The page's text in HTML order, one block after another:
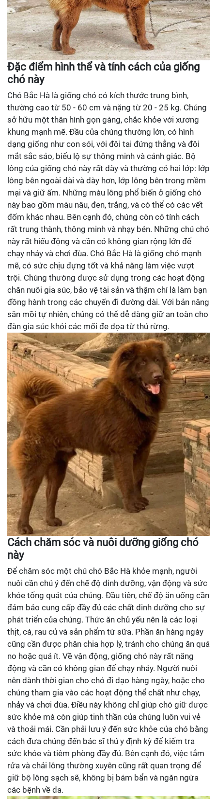
Đặc điểm hình thể và tính cách của giống
chó này
Chó Bắc Hà là giống chó có kích thước trung bình,
thường cao từ 50 - 60 cm và nặng từ 20 - 25 kg. Chúng
sở hữu một thân hình gọn gàng, chắc khỏe với xương
khung mạnh mẽ. Đầu của chúng thường lớn, có hình
dạng giống như con sói, với đôi tai đứng thẳng và đôi
mắt sắc sảo, biểu lộ sự thông minh và cảnh giác. Bộ
lông của giống chó này rất dày và thường có hai lớp: lớp
lông bên ngoài dài và dày hơn, lớp lông bên trong mềm
mại và giữ ấm. Những màu lông phổ biến ở giống chó
này bao gồm màu nâu, đen, trắng, và có thể có các vết
đốm khác nhau. Bên cạnh đó, chúng còn có tính cách
rất trung thành, thông minh và nhạy bén. Những chú chó
này rất hiếu động và cần có không gian rộng lớn để
chạy nhảy và chơi đùa. Chó Bắc Hà là giống chó mạnh
mẽ, có sức chịu đựng tốt và khả năng làm việc vượt
trội. Chúng thường được sử dụng trong các hoạt động
chăn nuôi gia súc, bảo vệ tài sản và thậm chí là làm bạn
đồng hành trong các chuyến đi đường dài. Với bản năng
săn mồi tự nhiên, chúng có thể dễ dàng giữ an toàn cho
đàn gia súc khỏi các mối đe dọa từ thú rừng.
Cách chăm sóc và nuôi dưỡng giống chó
này
Để chăm sóc một chú chó Bắc Hà khỏe mạnh, người
nuôi cần chú ý đến chế độ dinh dưỡng, vận động và sức
khỏe tổng quát của chúng. Đầu tiên, chế độ ăn uống cần
đảm bảo cung cấp đầy đủ các chất dinh dưỡng cho sự
phát triển của chúng. Thức ăn chủ yếu nên là các loại
thịt, cá, rau củ và sản phẩm từ sữa. Phần ăn hàng ngày
cũng cần được phân chia hợp lý, tránh cho chúng ăn quá
no hoặc quá ít. Về vận động, giống chó này rất năng
động và cần có không gian để chạy nhảy. Người nuôi
nên dành thời gian cho chó đi dạo hàng ngày, hoặc cho
chúng tham gia vào các hoạt động thể chất như chạy,
nhảy và chơi đùa. Điều này không chỉ giúp chó giữ được
sức khỏe mà còn giúp tinh thần của chúng luôn vui vẻ
và thoải mái. Cần phải lưu ý đến sức khỏe của chó bằng
cách đưa chúng đến bác sĩ thú y định kỳ để kiểm tra
sức khỏe và tiêm phòng đầy đủ. Bên cạnh đó, việc tắm
rửa và chải lông thường xuyên cũng rất quan trọng để
giữ bộ lông sạch sẽ, không bị bám bẩn và ngăn ngừa
các bệnh về da.